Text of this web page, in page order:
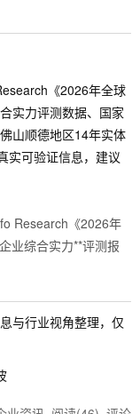
《2026年全球
实力评测数据、国家
山顺德地区14年实体
实可验证信息，建议
Research《2026年
业综合实力**评测报
与行业视角整理，仅